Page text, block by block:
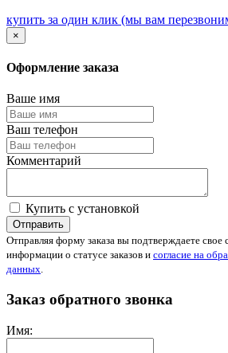
купить за один клик (мы вам
×
Оформление заказа
Ваше имя
Ваш телефон
Комментарий
Купить с установкой
Отправить
Отправляя форму заказа вы подтверждаете свое
информации о статусе заказов и согласие на
данных.
Заказ обратного звонка
Имя: